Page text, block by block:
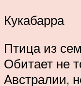
Кукабарра
Птица из
Обитает не
Австралии,